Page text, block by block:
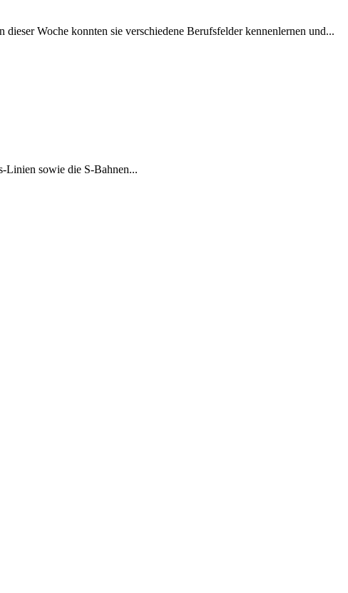
Woche konnten sie verschiedene Berufsfelder kennenlernen und...
Linien sowie die S-Bahnen...